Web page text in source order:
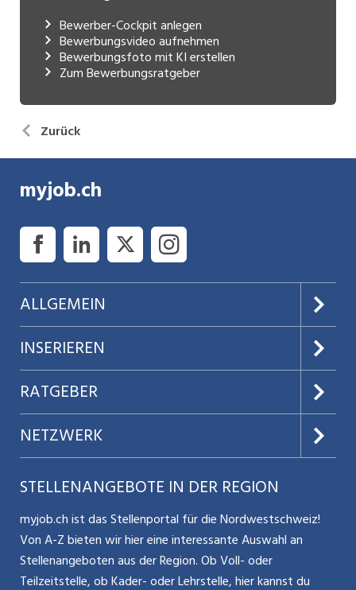
Bewerber-Cockpit anlegen
Bewerbungsvideo aufnehmen
Bewerbungsfoto mit KI erstellen
Zum Bewerbungsratgeber
Zurück
myjob.ch
ALLGEMEIN
Über uns
AGB
Datenschutz
Nutzungsbedingungen
Glossar
Kontakt
Impressum
INSERIEREN
Preise & Leistungen
Jobs verwalten
Benutzermanual
Bewerber-Cockpit
RATGEBER
Teilzeit / Flexible Arbeitsmodelle
Mitarbeiter 50+ / Pensionierung
Karriere allgemein
NETZWERK
Aargauerzeitung.ch
CH Media
ostjob.ch
STELLENANGEBOTE IN DER REGION
myjob.ch ist das Stellenportal für die Nordwestschweiz!
Von A-Z bieten wir hier eine interessante Auswahl an
Stellenangeboten aus der Region. Ob Voll- oder
Teilzeitstelle, ob Kader- oder Lehrstelle, hier kannst du